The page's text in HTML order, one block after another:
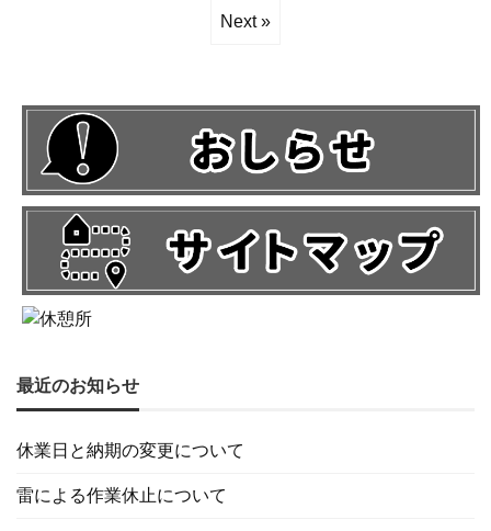
Next »
最近のお知らせ
休業日と納期の変更について
雷による作業休止について